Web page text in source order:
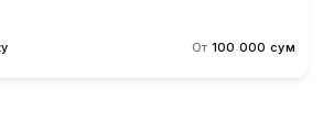
От 100 000 сум